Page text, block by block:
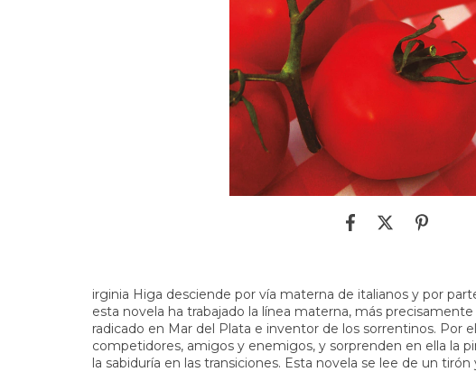
irginia Higa desciende por vía materna de italianos y por
esta novela ha trabajado la línea materna, más
radicado en Mar del Plata e inventor de los sorrentinos. Por
competidores, amigos y enemigos, y sorprenden en ella la
la sabiduría en las transiciones. Esta novela se lee de un